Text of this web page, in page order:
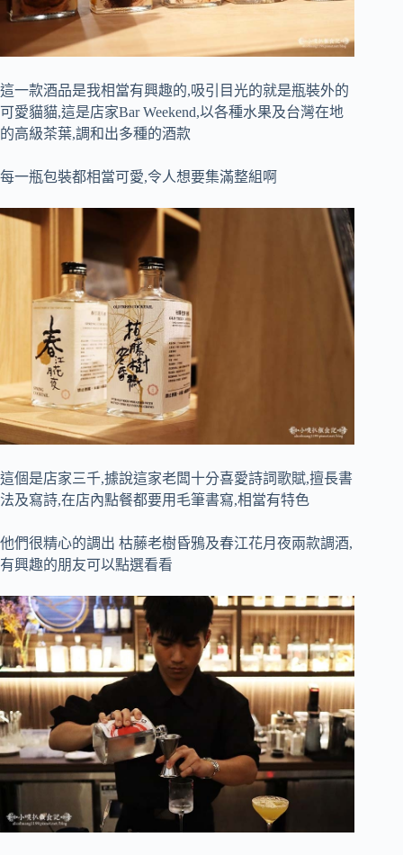
這一款酒品是我相當有興趣的,吸引目光的就是瓶裝外的
可愛貓貓,這是店家Bar Weekend,以各種水果及台灣在地
的高級茶葉,調和出多種的酒款
每一瓶包裝都相當可愛,令人想要集滿整組啊
這個是店家三千,據說這家老闆十分喜愛詩詞歌賦,擅長書
法及寫詩,在店內點餐都要用毛筆書寫,相當有特色
他們很精心的調出 枯藤老樹昏鴉及春江花月夜兩款調酒,
有興趣的朋友可以點選看看